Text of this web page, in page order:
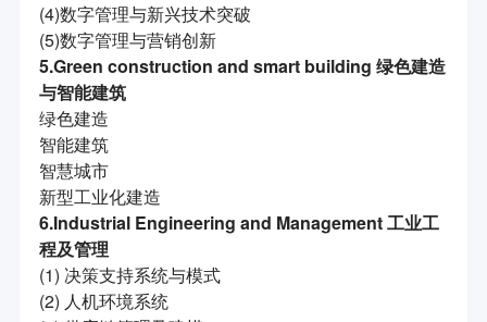
(4)数字管理与新兴技术突破
(5)数字管理与营销创新
5.Green construction and smart building 绿色建造
与智能建筑
绿色建造
智能建筑
智慧城市
新型工业化建造
6.Industrial Engineering and Management 工业工
程及管理
(1) 决策支持系统与模式
(2) 人机环境系统